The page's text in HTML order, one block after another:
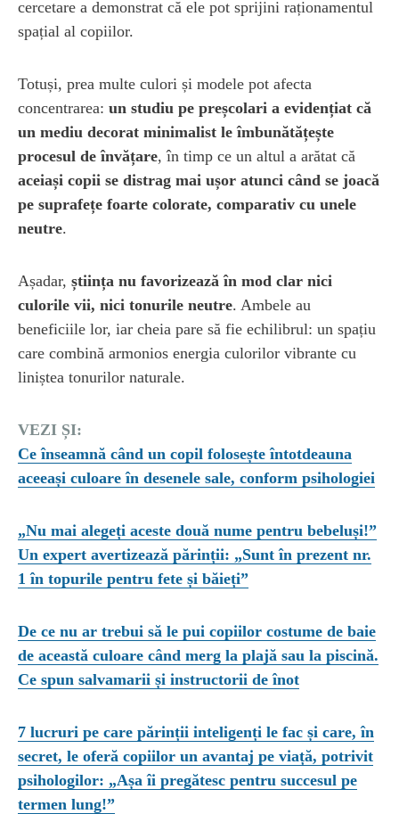
cercetare a demonstrat că ele pot sprijini raționamentul
spațial al copiilor.
Totuși, prea multe culori și modele pot afecta
concentrarea: un studiu pe preșcolari a evidențiat că
un mediu decorat minimalist le îmbunătățește
procesul de învățare, în timp ce un altul a arătat că
aceiași copii se distrag mai ușor atunci când se joacă
pe suprafețe foarte colorate, comparativ cu unele
neutre.
Așadar, știința nu favorizează în mod clar nici
culorile vii, nici tonurile neutre. Ambele au
beneficiile lor, iar cheia pare să fie echilibrul: un spațiu
care combină armonios energia culorilor vibrante cu
liniștea tonurilor naturale.
VEZI ȘI:
Ce înseamnă când un copil folosește întotdeauna
aceeași culoare în desenele sale, conform psihologiei
„Nu mai alegeți aceste două nume pentru bebeluși!”
Un expert avertizează părinții: „Sunt în prezent nr.
1 în topurile pentru fete și băieți”
De ce nu ar trebui să le pui copiilor costume de baie
de această culoare când merg la plajă sau la piscină.
Ce spun salvamarii și instructorii de înot
7 lucruri pe care părinții inteligenți le fac și care, în
secret, le oferă copiilor un avantaj pe viață, potrivit
psihologilor: „Așa îi pregătesc pentru succesul pe
termen lung!”